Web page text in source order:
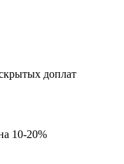
доплат
10-20%